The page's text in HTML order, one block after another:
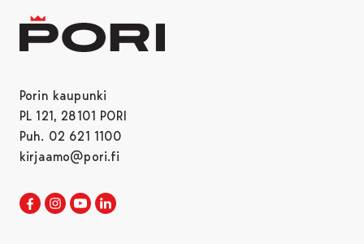
Porin kaupunki
PL 121, 28101 PORI
Puh. 02 621 1100
kirjaamo@pori.fi
Porin kaupunki Facebookissa
Avautuu uudessa välilehdessä
Porin kaupunki Instagramissa
Avautuu uudessa välilehdessä
Porin kaupunki Youtubessa
Avautuu uudessa välilehdessä